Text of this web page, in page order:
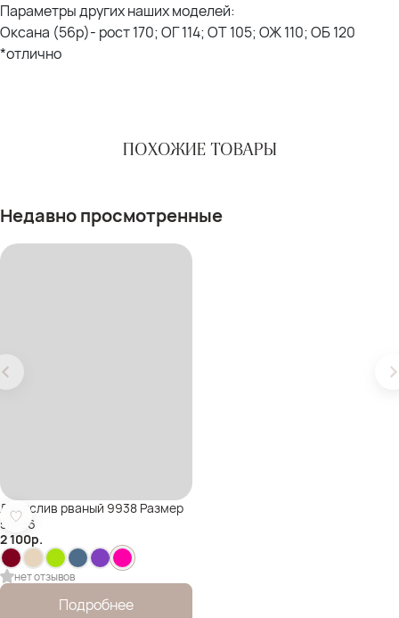
Параметры других наших моделей:
Оксана (56р)- рост 170; ОГ 114; ОТ 105; ОЖ 110; ОБ 120
*отлично
ПОХОЖИЕ ТОВАРЫ
Недавно просмотренные
Лонгслив рваный 9938 Размер
50-56
2 100р.
нет отзывов
Подробнее